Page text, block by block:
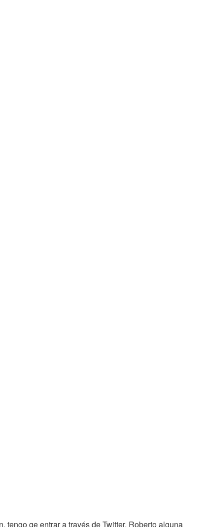
qe entrar a través de Twitter, Roberto alguna